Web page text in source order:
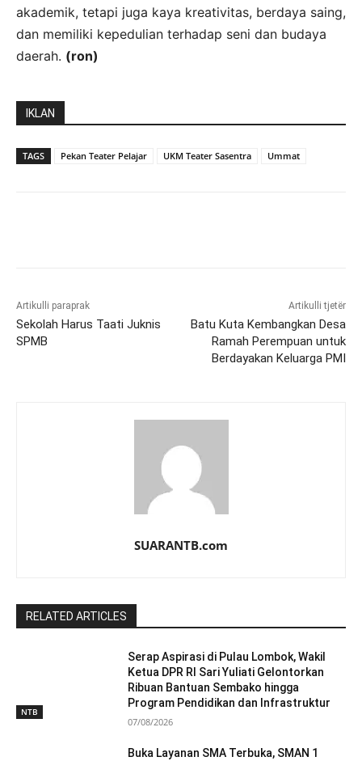
akademik, tetapi juga kaya kreativitas, berdaya saing,
dan memiliki kepedulian terhadap seni dan budaya
daerah. (ron)
IKLAN
TAGS Pekan Teater Pelajar UKM Teater Sasentra Ummat
Artikulli paraprak
Sekolah Harus Taati Juknis
SPMB
Artikulli tjetër
Batu Kuta Kembangkan Desa
Ramah Perempuan untuk
Berdayakan Keluarga PMI
SUARANTB.com
RELATED ARTICLES
NTB
Serap Aspirasi di Pulau Lombok, Wakil
Ketua DPR RI Sari Yuliati Gelontorkan
Ribuan Bantuan Sembako hingga
Program Pendidikan dan Infrastruktur
07/08/2026
Buka Layanan SMA Terbuka, SMAN 1